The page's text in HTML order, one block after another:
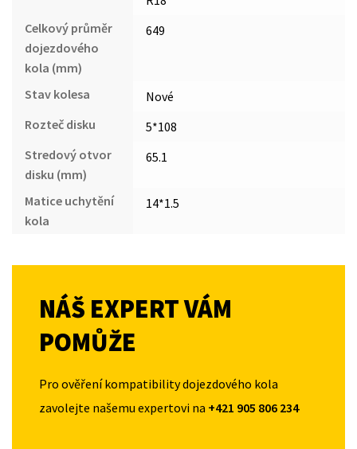
Celkový průměr
dojezdového
kola (mm)
649
Stav kolesa
Nové
Rozteč disku
5*108
Stredový otvor
disku (mm)
65.1
Matice uchytění
kola
14*1.5
NÁŠ EXPERT VÁM
POMŮŽE
Pro ověření kompatibility dojezdového kola
zavolejte našemu expertovi na +421 905 806 234